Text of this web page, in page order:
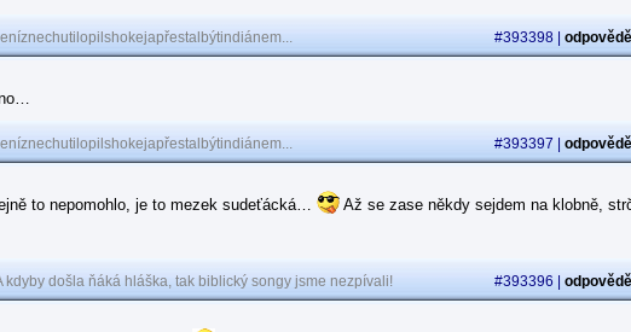
#393398 |
#393397 |
to nepomohlo, je to mezek sudeťácká…
Až se zase někdy sejdem na klobně,
kdyby došla ňáká hláška, tak biblický songy jsme nezpívali! #393396 |